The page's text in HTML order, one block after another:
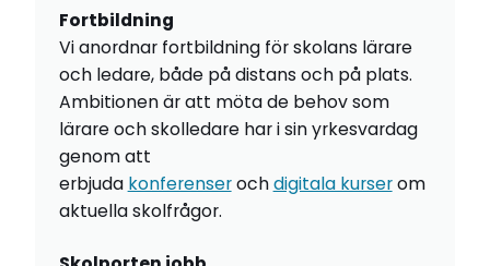
Fortbildning
Vi anordnar fortbildning för skolans lärare
och ledare, både på distans och på plats.
Ambitionen är att möta de behov som
lärare och skolledare har i sin yrkesvardag
genom att
erbjuda konferenserochdigitala kurserom
aktuella skolfrågor.